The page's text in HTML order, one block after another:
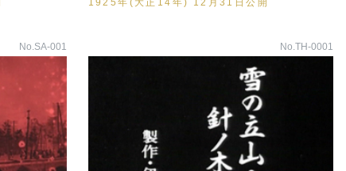
1925年(大正14年) 12月31日公開
No.SA-001 No.TH-0001